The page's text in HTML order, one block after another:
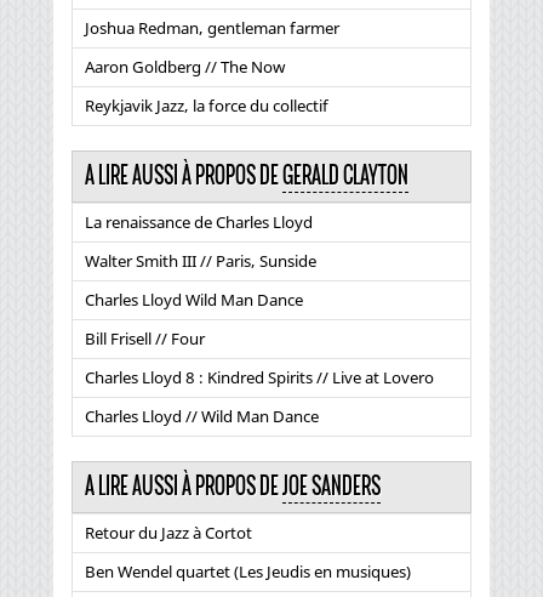
Joshua Redman, gentleman farmer
Aaron Goldberg // The Now
Reykjavik Jazz, la force du collectif
A LIRE AUSSI À PROPOS DEGERALD CLAYTON
La renaissance de Charles Lloyd
Walter Smith III // Paris, Sunside
Charles Lloyd Wild Man Dance
Bill Frisell // Four
Charles Lloyd 8 : Kindred Spirits // Live at Lovero
Charles Lloyd // Wild Man Dance
A LIRE AUSSI À PROPOS DEJOE SANDERS
Retour du Jazz à Cortot
Ben Wendel quartet (Les Jeudis en musiques)